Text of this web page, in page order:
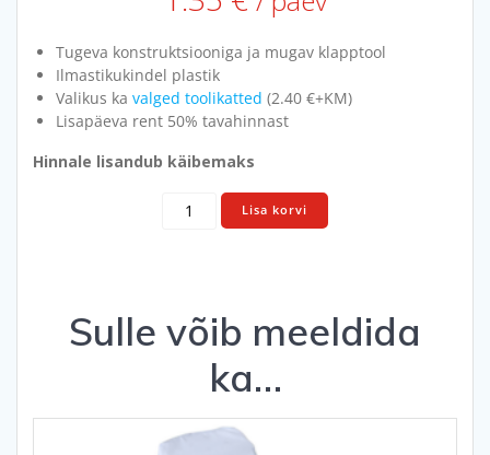
Tugeva konstruktsiooniga ja mugav klapptool
Ilmastikukindel plastik
Valikus ka valged toolikatted (2.40 €+KM)
Lisapäeva rent 50% tavahinnast
Hinnale lisandub käibemaks
Klapptool
kogus
Lisa korvi
Sulle võib meeldida
ka…